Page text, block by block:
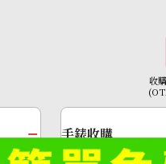
35 Box Calf x
格
收
手錶收購